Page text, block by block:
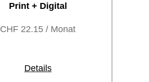
Print + Digital
CHF 22.15 / Monat
Details